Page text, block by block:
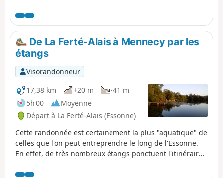
Chamarande. Un itinéraire presque
entièrement sur chemins avec de
belles échappées dans le Parc
Naturel Régional du Gâtinais
Français.
De La Ferté-Alais à Mennecy par les
étangs
Visorandonneur
17,38 km
+20 m
-41 m
5h 00
Moyenne
Départ à La Ferté-Alais (Essonne)
Cette randonnée est certainement la plus "aquatique" de
celles que l'on peut entreprendre le long de l'Essonne.
En effet, de très nombreux étangs ponctuent l'itinéraire :
étangs et marais composant un espace naturel protégé,